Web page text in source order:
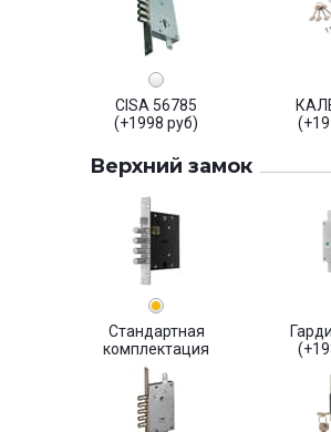
CISA 56785
(+1998 руб)
Верхний замок
Стандартная
комплектация